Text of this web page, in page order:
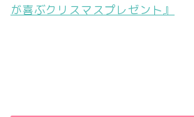
が喜ぶクリスマスプレゼント』